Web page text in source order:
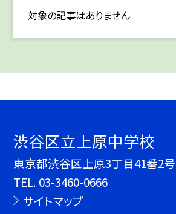
対象の記事はありません
渋谷区立上原中学校
東京都渋谷区上原3丁目41番2号
TEL. 03-3460-0666
サイトマップ